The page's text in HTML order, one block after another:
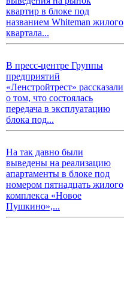
квартир в блоке под
названием Whiteman жилого
квартала...
В пресс-центре Группы
предприятий
«Ленстройтрест» рассказали
о том, что состоялась
передача в эксплуатацию
блока под...
На так давно были
выведены на реализацию
апартаменты в блоке под
номером пятнадцать жилого
комплекса «Новое
Пушкино»,...